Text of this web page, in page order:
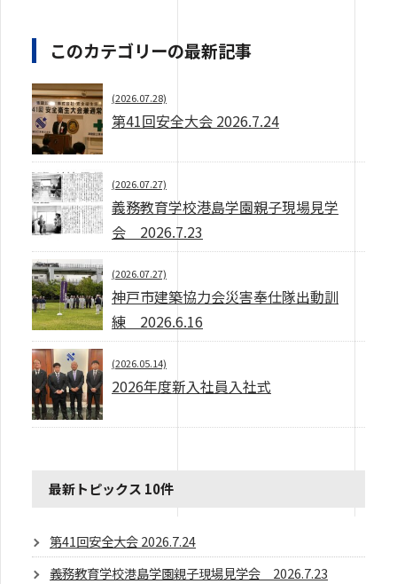
このカテゴリーの最新記事
(2026.07.28)
第41回安全大会 2026.7.24
(2026.07.27)
義務教育学校港島学園親子現場見学
会 2026.7.23
(2026.07.27)
神戸市建築協力会災害奉仕隊出動訓
練 2026.6.16
(2026.05.14)
2026年度新入社員入社式
最新トピックス 10件
第41回安全大会 2026.7.24
義務教育学校港島学園親子現場見学会 2026.7.23